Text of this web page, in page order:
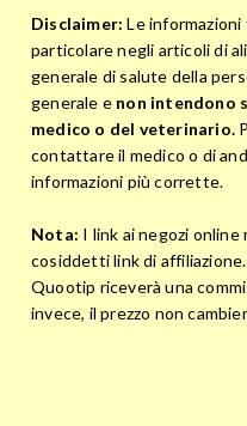
Disclaimer: Le
particolare negli articoli di
generale di salute della
generale e non intendono
medico o del veterinario.
contattare il medico o di
informazioni più corrette.
Nota: I link ai negozi
cosiddetti link di
Quootip riceverà una
invece, il prezzo non